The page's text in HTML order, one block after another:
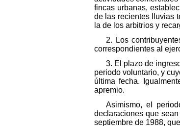
fincas urbanas,
de las recientes lluvias
la de los arbitrios y
2. Los
correspondientes al
3. El plazo de
periodo voluntario, y
última fecha.
apremio.
Asimismo, el
declaraciones que
septiembre de 1988,